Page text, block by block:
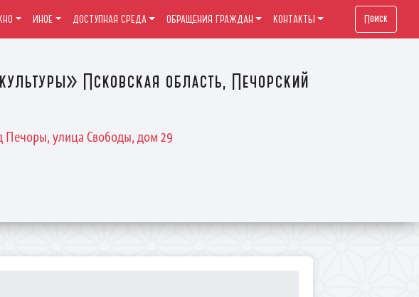
Псковская область, Печорский
Печоры, улица Свободы, дом 29
ИНОЕ ДОСТУПНАЯ СРЕДА ОБРАЩЕНИЯ ГРАЖДАН КОНТАКТЫ Поиск